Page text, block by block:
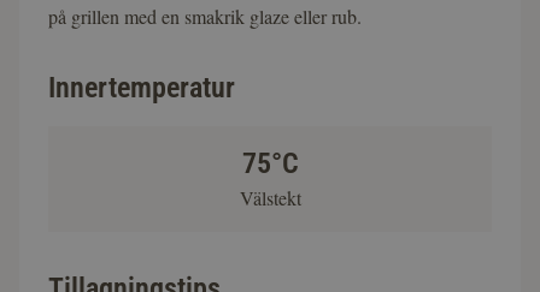
på grillen med en smakrik glaze eller rub.
Innertemperatur
75°C
Välstekt